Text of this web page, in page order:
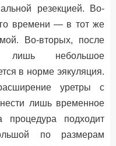
резекцией. Во-
времени — в тот же
Во-вторых, после
лишь небольшое
в норме эякуляция.
уретры с
лишь временное
процедура подходит
по размерам